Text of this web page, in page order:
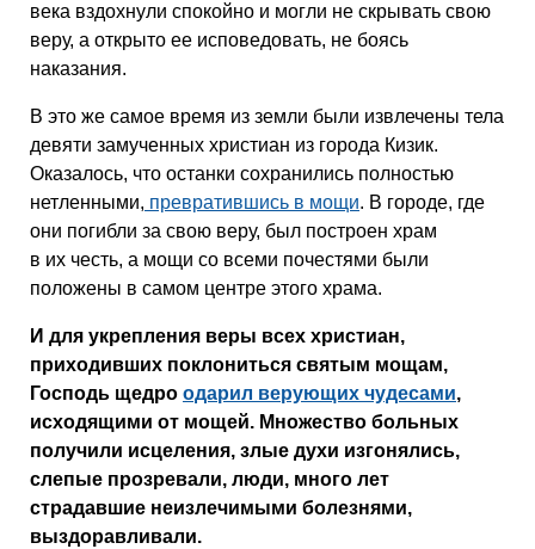
века вздохнули спокойно и могли не скрывать свою
веру, а открыто ее исповедовать, не боясь
наказания.
В это же самое время из земли были извлечены тела
девяти замученных христиан из города Кизик.
Оказалось, что останки сохранились полностью
нетленными, превратившись в мощи. В городе, где
они погибли за свою веру, был построен храм
в их честь, а мощи со всеми почестями были
положены в самом центре этого храма.
И для укрепления веры всех христиан,
приходивших поклониться святым мощам,
Господь щедро одарил верующих чудесами,
исходящими от мощей. Множество больных
получили исцеления, злые духи изгонялись,
слепые прозревали, люди, много лет
страдавшие неизлечимыми болезнями,
выздоравливали.